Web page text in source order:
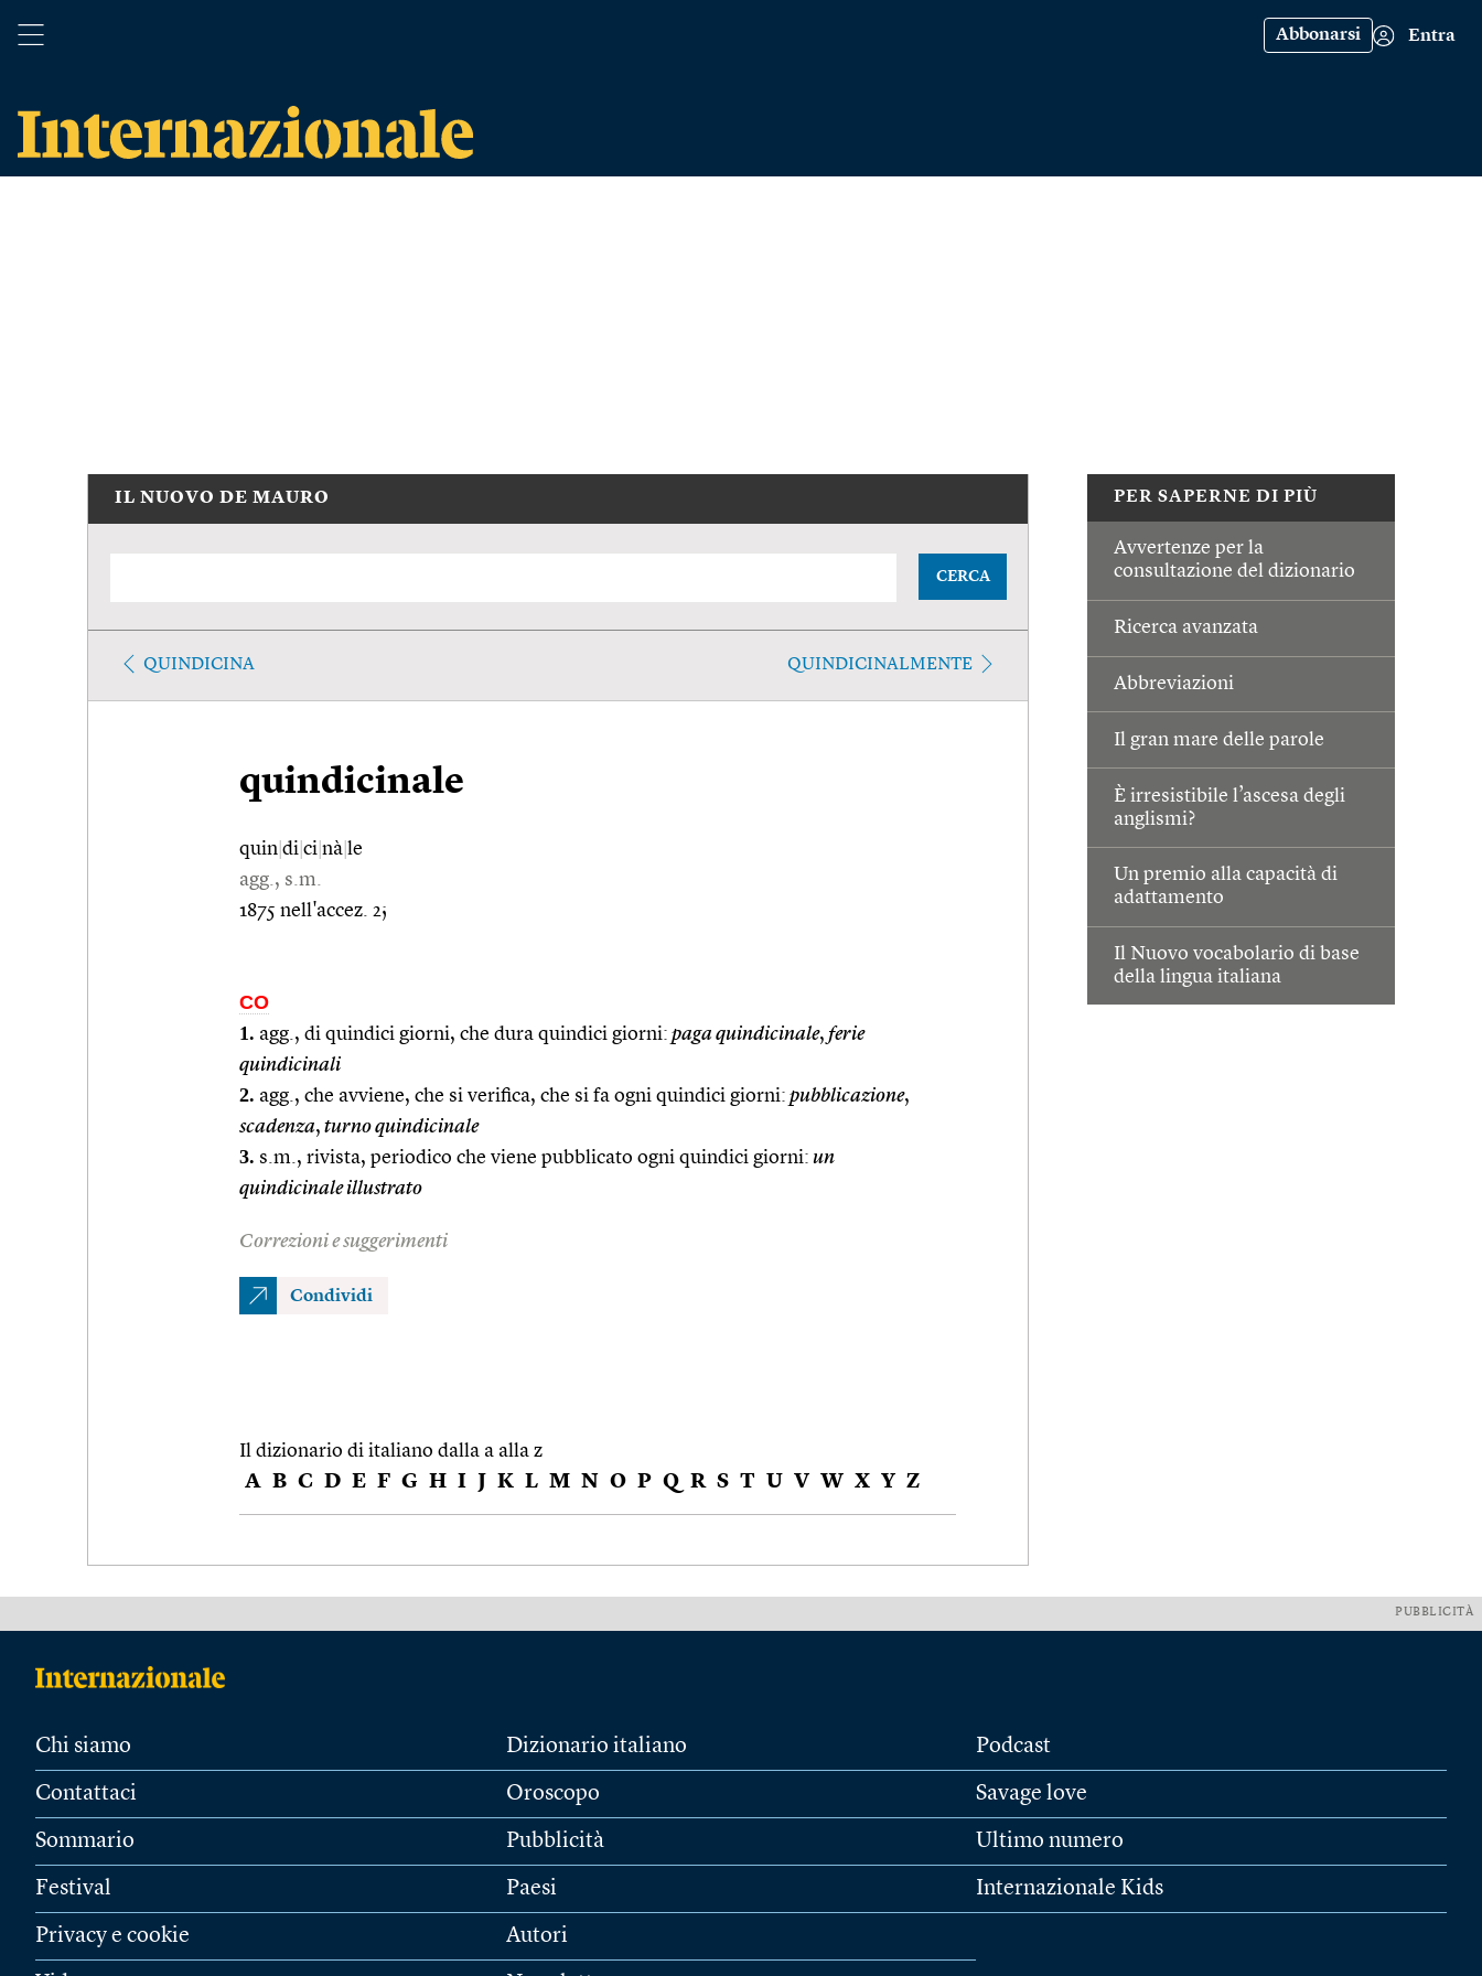
Abbonarsi Entra
PER SAPERNE DI PIÙ
Avvertenze per la
consultazione del dizionario
Ricerca avanzata
Abbreviazioni
Il gran mare delle parole
È irresistibile l’ascesa degli
anglismi?
Un premio alla capacità di
adattamento
Il Nuovo vocabolario di base
della lingua italiana
IL NUOVO DE MAURO
CERCA
QUINDICINA QUINDICINALMENTE
quindicinale
quin di ci nà le
agg., s.m.
1875 nell'accez. 2;
CO
1. agg., di quindici giorni, che dura quindici giorni: paga quindicinale, ferie
quindicinali
2. agg., che avviene, che si verifica, che si fa ogni quindici giorni: pubblicazione,
scadenza, turno quindicinale
3. s.m., rivista, periodico che viene pubblicato ogni quindici giorni: un
quindicinale illustrato
Correzioni e suggerimenti
Condividi
Il dizionario di italiano dalla a alla z
A B C D E F G H I J K L M N O P Q R S T U V W X Y Z
PUBBLICITÀ
Chi siamo
Contattaci
Sommario
Festival
Privacy e cookie
Dizionario italiano
Oroscopo
Pubblicità
Paesi
Autori
Podcast
Savage love
Ultimo numero
Internazionale Kids